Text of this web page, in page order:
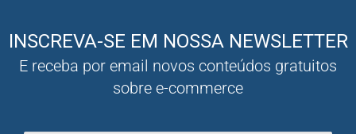
INSCREVA-SE EM NOSSA NEWSLETTER
E receba por email novos conteúdos gratuitos
sobre e-commerce